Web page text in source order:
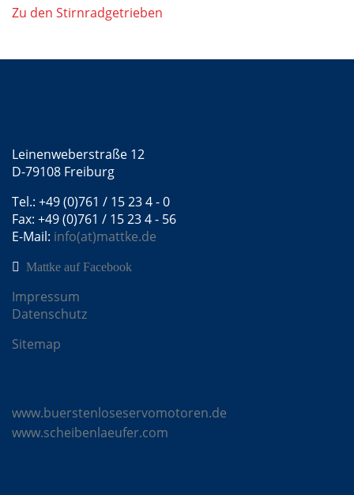
Zu den Stirnradgetrieben
Leinenweberstraße 12
D-79108 Freiburg
Tel.: +49 (0)761 / 15 23 4 - 0
Fax: +49 (0)761 / 15 23 4 - 56
E-Mail: info(at)mattke.de
Mattke auf Facebook
Impressum
Datenschutz
Sitemap
www.buerstenloseservomotoren.de
www.scheibenlaeufer.com